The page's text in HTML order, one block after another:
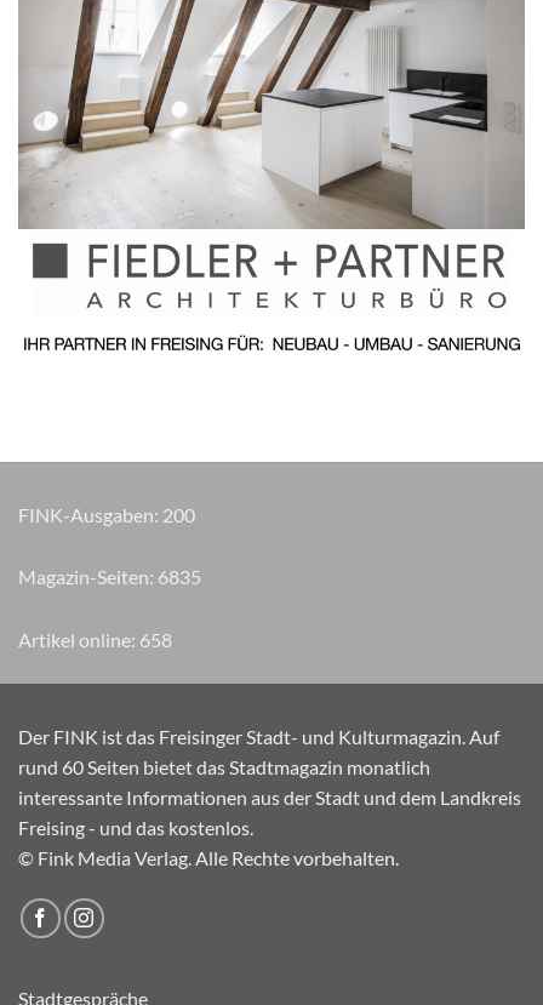
FINK-Ausgaben: 200
Magazin-Seiten: 8270
Artikel online: 658
Der FINK ist das Freisinger Stadt- und Kulturmagazin. Auf
rund 60 Seiten bietet das Stadtmagazin monatlich
interessante Informationen aus der Stadt und dem Landkreis
Freising - und das kostenlos.
© Fink Media Verlag. Alle Rechte vorbehalten.
Stadtgespräche